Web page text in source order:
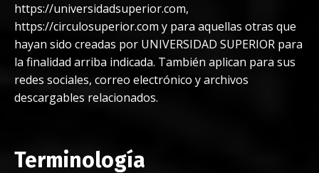
https://universidadsuperior.com,
https://circulosuperior.com y para aquellas otras que
hayan sido creadas por UNIVERSIDAD SUPERIOR para
la finalidad arriba indicada. También aplican para sus
redes sociales, correo electrónico y archivos
descargables relacionados.
Terminología